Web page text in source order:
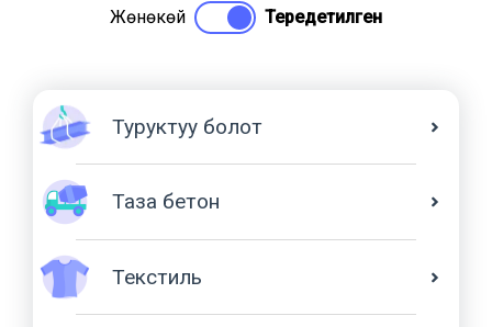
Жөнөкөй Тереңдетилген
Туруктуу болот
Таза бетон
Текстиль